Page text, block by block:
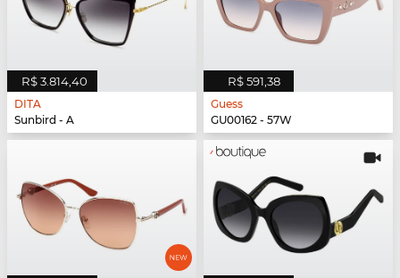
R$ 3.814,40
DITA
Sunbird - A
R$ 591,38
Guess
GU00162 - 57W